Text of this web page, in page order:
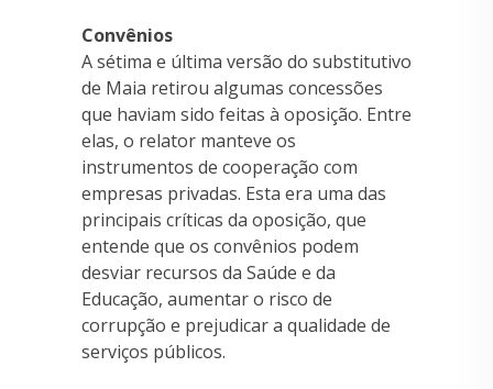
Convênios
A sétima e última versão do substitutivo
de Maia retirou algumas concessões
que haviam sido feitas à oposição. Entre
elas, o relator manteve os
instrumentos de cooperação com
empresas privadas. Esta era uma das
principais críticas da oposição, que
entende que os convênios podem
desviar recursos da Saúde e da
Educação, aumentar o risco de
corrupção e prejudicar a qualidade de
serviços públicos.